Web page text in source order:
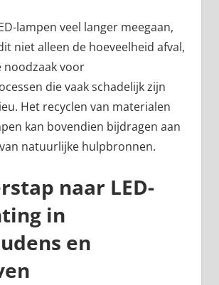
lampen veel langer meegaan,
niet alleen de hoeveelheid afval,
noodzaak voor
die vaak schadelijk zijn
Het recyclen van materialen
kan bovendien bijdragen aan
natuurlijke hulpbronnen.
naar LED-
in
en